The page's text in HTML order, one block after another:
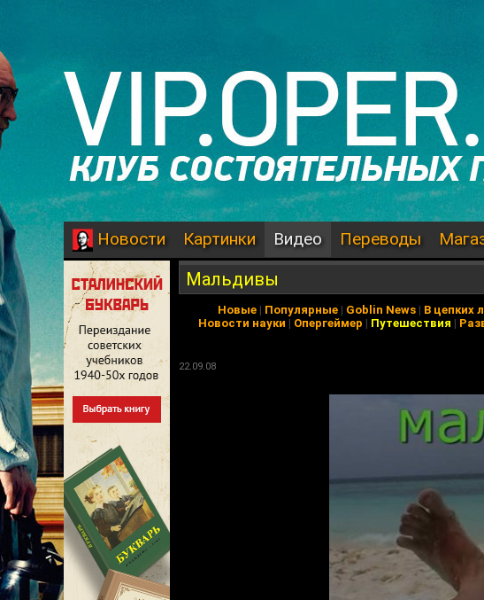
Новости Картинки Видео Переводы
Мальдивы
Новые | Популярные | Goblin News | В цепких
Новости науки | Опергеймер | Путешествия |
22.09.08